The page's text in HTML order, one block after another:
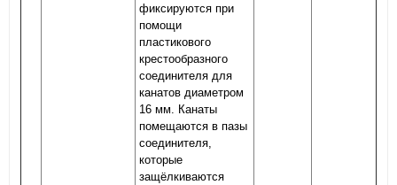
фиксируются при
помощи
пластикового
крестообразного
соединителя для
канатов диаметром
16 мм. Канаты
помещаются в пазы
соединителя,
которые
защёлкиваются